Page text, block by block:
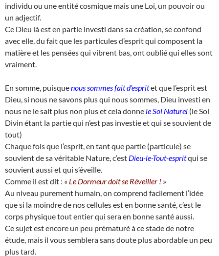
individu ou une entité cosmique mais une Loi, un pouvoir ou
un adjectif.
Ce Dieu là est en partie investi dans sa création, se confond
avec elle, du fait que les particules d’esprit qui composent la
matière et les pensées qui vibrent bas, ont oublié qui elles sont
vraiment.
En somme, puisquenous sommes fait d’espritet que l’esprit est
Dieu, si nous ne savons plus qui nous sommes, Dieu investi en
nous ne le sait plus non plus et cela donne le Soi Naturel (le Soi
Divin étant la partie qui n’est pas investie et qui se souvient de
tout)
Chaque fois que l’esprit, en tant que partie (particule) se
souvient de sa véritable Nature, c’est Dieu-le-Tout-espritqui se
souvient aussi et qui s’éveille.
Comme il est dit : « Le Dormeur doit se Réveiller ! »
Au niveau purement humain, on comprend facilement l’idée
que si la moindre de nos cellules est en bonne santé, c’est le
corps physique tout entier qui sera en bonne santé aussi.
Ce sujet est encore un peu prématuré à ce stade de notre
étude, mais il vous semblera sans doute plus abordable un peu
plus tard.